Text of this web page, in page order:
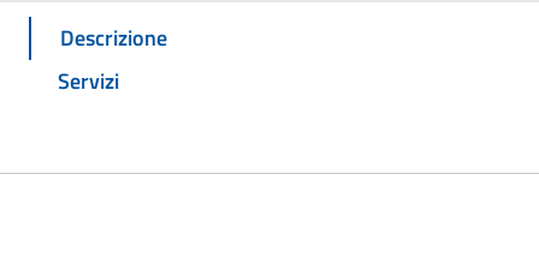
Descrizione
Servizi